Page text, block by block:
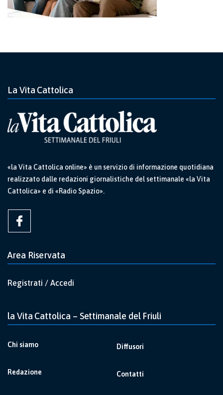
La Vita Cattolica
«la Vita Cattolica online» è un servizio di informazione quotidiana
realizzato dalle redazioni giornalistiche del settimanale «la Vita
Cattolica» e di «Radio Spazio».
Area Riservata
Registrati / Accedi
la Vita Cattolica – Settimanale del Friuli
Chi siamo
Redazione
Diffusori
Contatti